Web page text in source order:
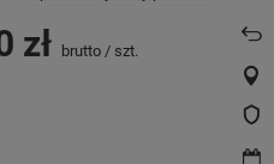
zł brutto / szt.